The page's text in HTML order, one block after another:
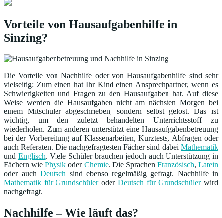
Vorteile von Hausaufgabenhilfe in
Sinzing?
Die Vorteile von Nachhilfe oder von Hausaufgabenhilfe sind sehr
vielseitig: Zum einen hat Ihr Kind einen Ansprechpartner, wenn es
Schwierigkeiten und Fragen zu den Hausaufgaben hat. Auf diese
Weise werden die Hausaufgaben nicht am nächsten Morgen bei
einem Mitschüler abgeschrieben, sondern selbst gelöst. Das ist
wichtig, um den zuletzt behandelten Unterrichtsstoff zu
wiederholen. Zum anderen unterstützt eine Hausaufgabenbetreuung
bei der Vorbereitung auf Klassenarbeiten, Kurztests, Abfragen oder
auch Referaten. Die nachgefragtesten Fächer sind dabei Mathematik
und Englisch. Viele Schüler brauchen jedoch auch Unterstützung in
Fächern wiePhysik oder Chemie. Die Sprachen Französisch, Latein
oder auch Deutsch sind ebenso regelmäßig gefragt. Nachhilfe in
Mathematik für Grundschüleroder Deutsch für Grundschülerwird
nachgefragt.
Nachhilfe – Wie läuft das?